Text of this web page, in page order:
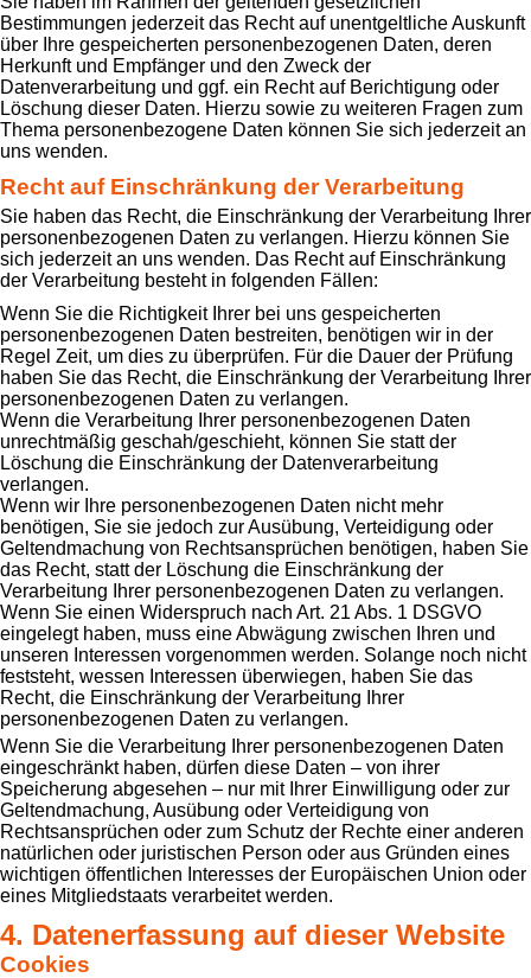
Bestimmungen jederzeit das Recht auf unentgeltliche Auskunft
über Ihre gespeicherten personenbezogenen Daten, deren
Herkunft und Empfänger und den Zweck der
Datenverarbeitung und ggf. ein Recht auf Berichtigung oder
Löschung dieser Daten. Hierzu sowie zu weiteren Fragen zum
Thema personenbezogene Daten können Sie sich jederzeit an
uns wenden.
Recht auf Einschränkung der Verarbeitung
Sie haben das Recht, die Einschränkung der Verarbeitung Ihrer
personenbezogenen Daten zu verlangen. Hierzu können Sie
sich jederzeit an uns wenden. Das Recht auf Einschränkung
der Verarbeitung besteht in folgenden Fällen:
Wenn Sie die Richtigkeit Ihrer bei uns gespeicherten
personenbezogenen Daten bestreiten, benötigen wir in der
Regel Zeit, um dies zu überprüfen. Für die Dauer der Prüfung
haben Sie das Recht, die Einschränkung der Verarbeitung Ihrer
personenbezogenen Daten zu verlangen.
Wenn die Verarbeitung Ihrer personenbezogenen Daten
unrechtmäßig geschah/geschieht, können Sie statt der
Löschung die Einschränkung der Datenverarbeitung
verlangen.
Wenn wir Ihre personenbezogenen Daten nicht mehr
benötigen, Sie sie jedoch zur Ausübung, Verteidigung oder
Geltendmachung von Rechtsansprüchen benötigen, haben Sie
das Recht, statt der Löschung die Einschränkung der
Verarbeitung Ihrer personenbezogenen Daten zu verlangen.
Wenn Sie einen Widerspruch nach Art. 21 Abs. 1 DSGVO
eingelegt haben, muss eine Abwägung zwischen Ihren und
unseren Interessen vorgenommen werden. Solange noch nicht
feststeht, wessen Interessen überwiegen, haben Sie das
Recht, die Einschränkung der Verarbeitung Ihrer
personenbezogenen Daten zu verlangen.
Wenn Sie die Verarbeitung Ihrer personenbezogenen Daten
eingeschränkt haben, dürfen diese Daten – von ihrer
Speicherung abgesehen – nur mit Ihrer Einwilligung oder zur
Geltendmachung, Ausübung oder Verteidigung von
Rechtsansprüchen oder zum Schutz der Rechte einer anderen
natürlichen oder juristischen Person oder aus Gründen eines
wichtigen öffentlichen Interesses der Europäischen Union oder
eines Mitgliedstaats verarbeitet werden.
4. Datenerfassung auf dieser Website
Cookies